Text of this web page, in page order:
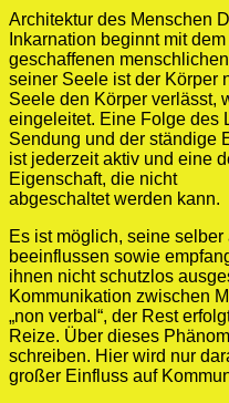
Architektur des Menschen
Inkarnation beginnt mit
geschaffenen
seiner Seele ist der Körper
Seele den Körper verlässt,
eingeleitet. Eine Folge des
Sendung und der ständige
ist jederzeit aktiv und eine
Eigenschaft, die nicht
abgeschaltet werden kann.
Es ist möglich, seine
beeinflussen sowie
ihnen nicht schutzlos
Kommunikation zwischen
„non verbal“, der Rest
Reize. Über dieses
schreiben. Hier wird nur
großer Einfluss auf